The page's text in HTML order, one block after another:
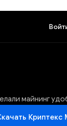
майнинг
Криптекс